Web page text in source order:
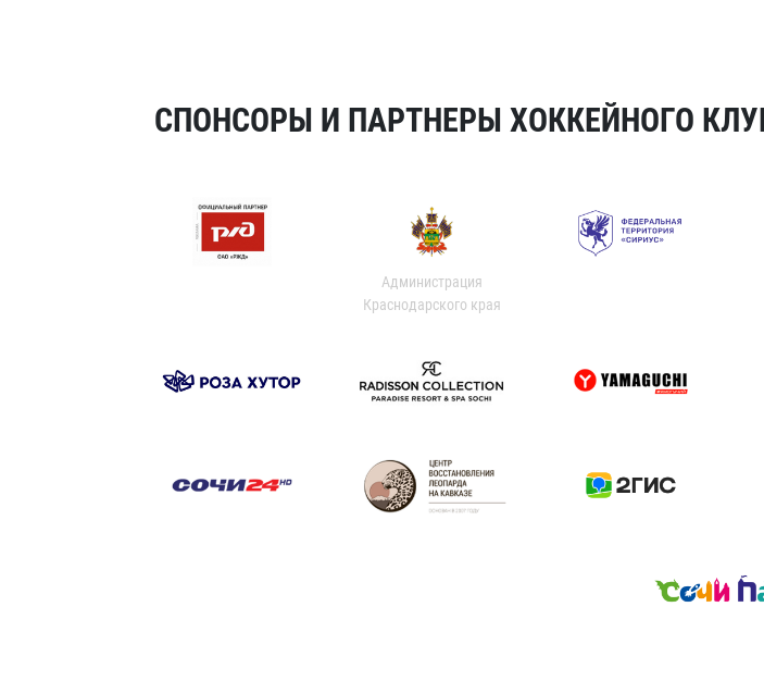
СПОНСОРЫ И ПАРТНЕРЫ ХОККЕЙНОГО
Администрация
Краснодарского края